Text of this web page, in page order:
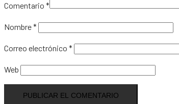
Comentario *
Nombre*
Correo electrónico *
Web